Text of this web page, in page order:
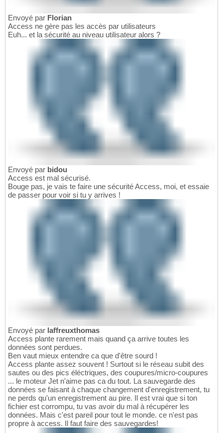
Envoyé par Florian
Access ne gère pas les accès par utilisateurs
Euh... et la sécurité au niveau utilisateur alors ?
Envoyé par bidou
Access est mal sécurisé.
Bouge pas, je vais te faire une sécurité Access, moi, et essaie
de passer pour voir si tu y arrives !
Envoyé par laffreuxthomas
Access plante rarement mais quand ça arrive toutes les
données sont perdues.
Ben vaut mieux entendre ca que d'être sourd !
Access plante assez souvent ! Surtout si le réseau subit des
sautes ou des pics éléctriques, des coupures/micro-coupures
... le moteur Jet n'aime pas ca du tout. La sauvegarde des
données se faisant à chaque changement d'enregistrement, tu
ne perds qu'un enregistrement au pire. Il est vrai que si ton
fichier est corrompu, tu vas avoir du mal à récupérer les
données. Mais c'est pareil pour tout le monde. ce n'est pas
propre à access. Il faut faire des sauvegardes!